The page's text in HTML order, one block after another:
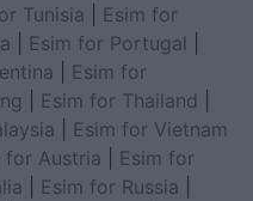
Tunisia
Esim for
Esim for Portugal
Esim for
Esim for Thailand
Esim for Vietnam
for Austria
Esim for
Esim for Russia